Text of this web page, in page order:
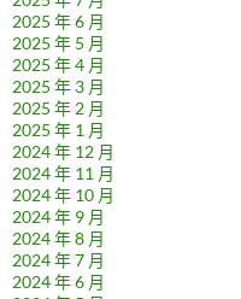
2025 年 6 月
2025 年 5 月
2025 年 4 月
2025 年 3 月
2025 年 2 月
2025 年 1 月
2024 年 12 月
2024 年 11 月
2024 年 10 月
2024 年 9 月
2024 年 8 月
2024 年 7 月
2024 年 6 月